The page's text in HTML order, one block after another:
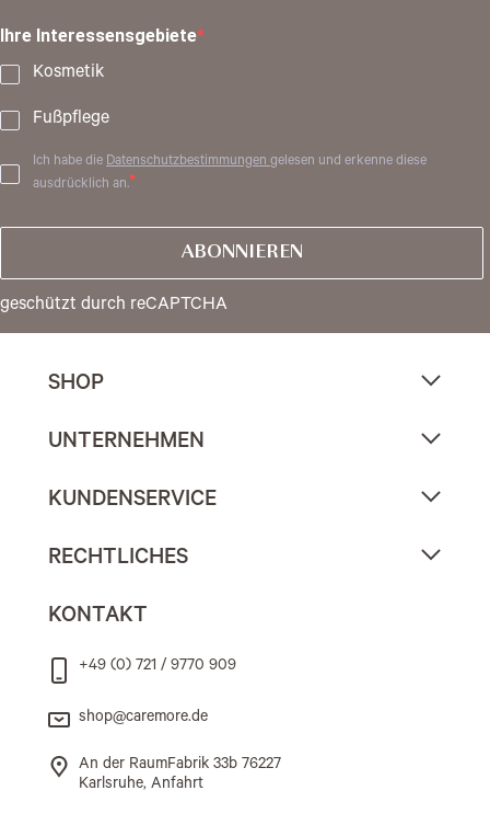
Ihre Interessensgebiete
Kosmetik
Fußpflege
Ich habe die Datenschutzbestimmungengelesen und erkenne diese
ausdrücklich an.
ABONNIEREN
geschützt durch reCAPTCHA
SHOP
UNTERNEHMEN
KUNDENSERVICE
RECHTLICHES
KONTAKT
+49 (0) 721 / 9770 909
shop@caremore.de
An der RaumFabrik 33b 76227
Karlsruhe, Anfahrt